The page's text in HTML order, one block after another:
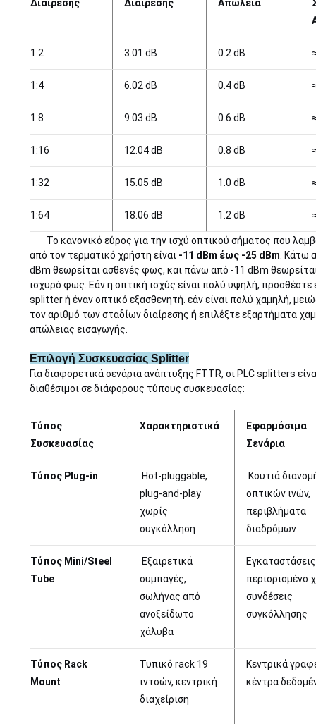
Διαίρεσης Διαίρεσης Απώλεια
1:2 3.01 dB 0.2 dB
1:4 6.02 dB 0.4 dB
1:8 9.03 dB 0.6 dB
1:16 12.04 dB 0.8 dB
1:32 15.05 dB 1.0 dB
1:64 18.06 dB 1.2 dB
Το κανονικό εύρος για την ισχύ οπτικού σήματος που
από τον τερματικό χρήστη είναι -11 dBm έως -25 dBm . Κάτω
dBm θεωρείται ασθενές φως, και πάνω από -11 dBm
ισχυρό φως. Εάν η οπτική ισχύς είναι πολύ υψηλή, προσθέστε
splitter ή έναν οπτικό εξασθενητή. εάν είναι πολύ χαμηλή,
τον αριθμό των σταδίων διαίρεσης ή επιλέξτε εξαρτήματα
απώλειας εισαγωγής.
Επιλογή Συσκευασίας Splitter
Για διαφορετικά σενάρια ανάπτυξης FTTR, οι PLC splitters
διαθέσιμοι σε διάφορους τύπους συσκευασίας:
Τύπος
Συσκευασίας
Χαρακτηριστικά
Εφαρμόσιμα
Σενάρια
Τύπος Plug-in
Hot-pluggable,
plug-and-play
χωρίς
συγκόλληση
Κουτιά
οπτικών ινών,
περιβλήματα
διαδρόμων
Τύπος Mini/Steel
Tube
Εξαιρετικά
συμπαγές,
σωλήνας από
ανοξείδωτο
χάλυβα
περιορισμένο
συνδέσεις
συγκόλλησης
Τύπος Rack
Mount
Τυπικό rack 19
ιντσών, κεντρική
διαχείριση
Κεντρικά
κέντρα